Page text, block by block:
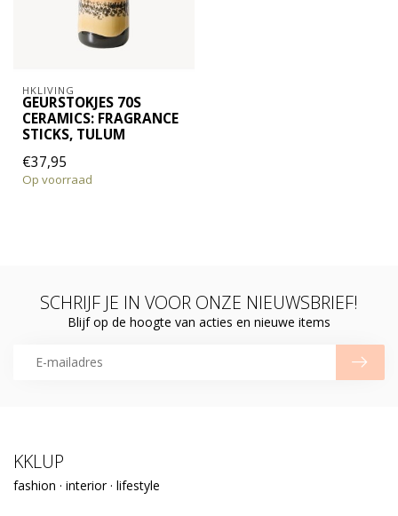
HKLIVING
GEURSTOKJES 70S
CERAMICS: FRAGRANCE
STICKS, TULUM
€37,95
Op voorraad
SCHRIJF JE IN VOOR ONZE NIEUWSBRIEF!
Blijf op de hoogte van acties en nieuwe items
KKLUP
fashion · interior · lifestyle